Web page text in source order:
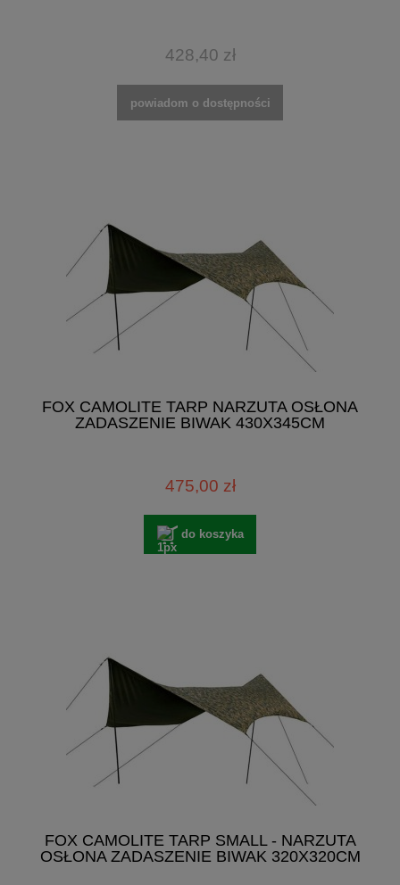
428,40 zł
powiadom o dostępności
FOX CAMOLITE TARP NARZUTA OSŁONA
ZADASZENIE BIWAK 430X345CM
475,00 zł
do koszyka
FOX CAMOLITE TARP SMALL - NARZUTA
OSŁONA ZADASZENIE BIWAK 320X320CM